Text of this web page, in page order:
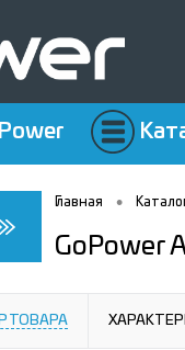
Главная •
GoPower
ТОВАРА